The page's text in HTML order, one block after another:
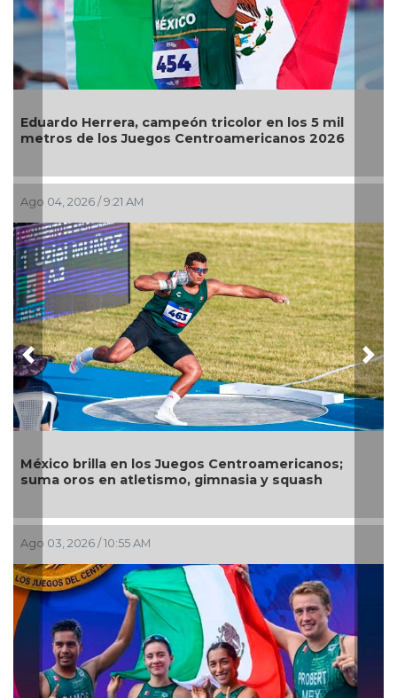
Herrera, campeón tricolor en los 5 mil
de los Juegos Centroamericanos 2026
2026 / 9:21 AM
brilla en los Juegos Centroamericanos;
oros en atletismo, gimnasia y squash
2026 / 10:55 AM
El Águila
Previous